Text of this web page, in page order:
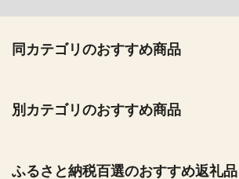
同カテゴリのおすすめ商品
別カテゴリのおすすめ商品
ふるさと納税百選のおすすめ返礼品